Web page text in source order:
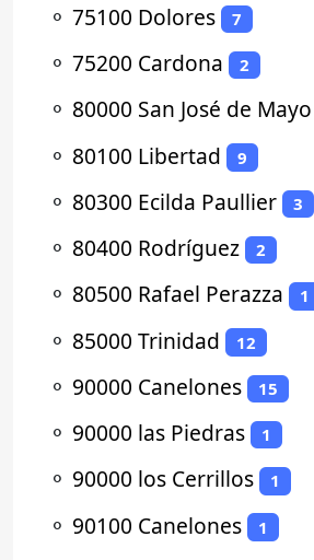
⚬ 75100 Dolores 7
⚬ 75200 Cardona 2
⚬ 80000 San José de Mayo
⚬ 80100 Libertad 9
⚬ 80300 Ecilda Paullier 3
⚬ 80400 Rodríguez 2
⚬ 80500 Rafael Perazza 1
⚬ 85000 Trinidad 12
⚬ 90000 Canelones 15
⚬ 90000 las Piedras 1
⚬ 90000 los Cerrillos 1
⚬ 90100 Canelones 1